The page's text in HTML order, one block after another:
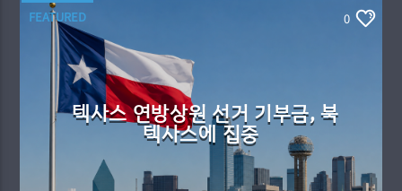
FEATURED 0
텍사스 연방상원 선거 기부금, 북
텍사스에 집중